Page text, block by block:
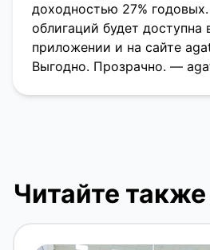
доходностью 27%
облигаций будет доступна
приложении и на сайте
Выгодно. Прозрачно. —
Читайте также